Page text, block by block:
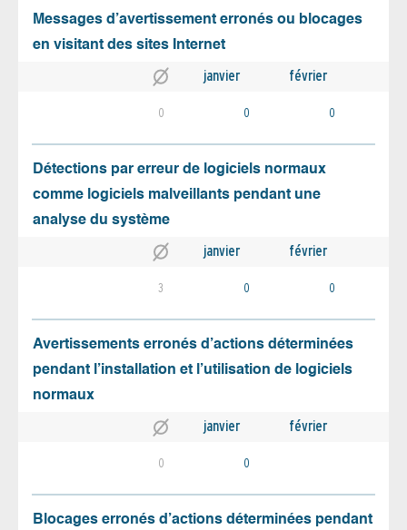
Messages d’avertissement erronés ou blocages
en visitant des sites Internet
janvier février
0 0 0
Détections par erreur de logiciels normaux
comme logiciels malveillants pendant une
analyse du système
janvier février
3 0 0
Avertissements erronés d’actions déterminées
pendant l’installation et l’utilisation de logiciels
normaux
janvier février
0 0
Blocages erronés d’actions déterminées pendant